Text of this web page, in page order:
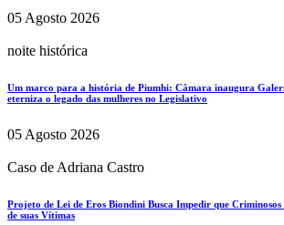
05 Agosto 2026
noite histórica
Um marco para a história de Piumhi: Câmara inaugura
eterniza o legado das mulheres no Legislativo
05 Agosto 2026
Caso de Adriana Castro
Projeto de Lei de Eros Biondini Busca Impedir que
de suas Vítimas